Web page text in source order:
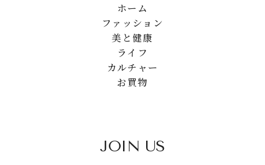
ホーム
ファッション
美と健康
ライフ
カルチャー
お買物
JOIN US